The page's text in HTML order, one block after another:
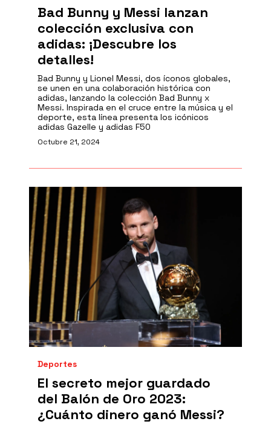
Bad Bunny y Messi lanzan
colección exclusiva con
adidas: ¡Descubre los
detalles!
Bad Bunny y Lionel Messi, dos íconos globales,
se unen en una colaboración histórica con
adidas, lanzando la colección Bad Bunny x
Messi. Inspirada en el cruce entre la música y el
deporte, esta línea presenta los icónicos
adidas Gazelle y adidas F50
Octubre 21, 2024
Deportes
El secreto mejor guardado
del Balón de Oro 2023:
¿Cuánto dinero ganó Messi?